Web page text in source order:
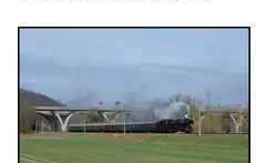
6 185 BR 185 ·Traxx
6 185 BR 185 ·Traxx